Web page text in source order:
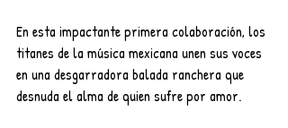
En esta impactante primera colaboración, los
titanes de la música mexicana unen sus voces
en una desgarradora balada ranchera que
desnuda el alma de quien sufre por amor.